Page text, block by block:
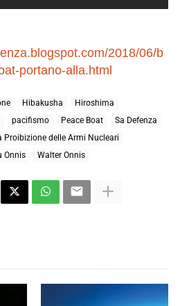
2018/06/b
portano-alla.html
Hibakusha
Hiroshima
pacifismo Peace Boat
Sa Defenza
Proibizione delle Armi Nucleari
Onnis Walter Onnis